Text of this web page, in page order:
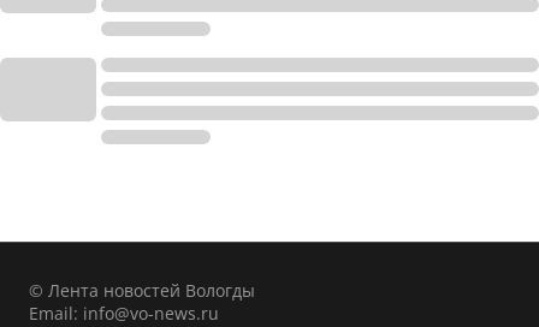
© Лента новостей Вологды
Email: info@vo-news.ru